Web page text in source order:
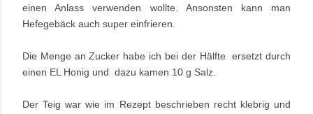
einen Anlass verwenden wollte. Ansonsten kann man
Hefegebäck auch super einfrieren.
Die Menge an Zucker habe ich bei der Hälfte ersetzt durch
einen EL Honig und dazu kamen 10 g Salz.
Der Teig war wie im Rezept beschrieben recht klebrig und